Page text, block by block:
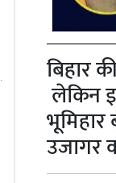
बिहार
लेकिन
उजागर